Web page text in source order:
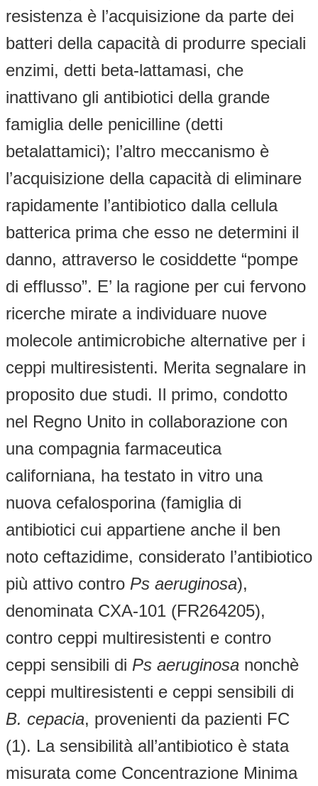
resistenza è l’acquisizione da parte dei
batteri della capacità di produrre speciali
enzimi, detti beta-lattamasi, che
inattivano gli antibiotici della grande
famiglia delle penicilline (detti
betalattamici); l’altro meccanismo è
l’acquisizione della capacità di eliminare
rapidamente l’antibiotico dalla cellula
batterica prima che esso ne determini il
danno, attraverso le cosiddette “pompe
di efflusso”. E’ la ragione per cui fervono
ricerche mirate a individuare nuove
molecole antimicrobiche alternative per i
ceppi multiresistenti. Merita segnalare in
proposito due studi. Il primo, condotto
nel Regno Unito in collaborazione con
una compagnia farmaceutica
californiana, ha testato in vitro una
nuova cefalosporina (famiglia di
antibiotici cui appartiene anche il ben
noto ceftazidime, considerato l’antibiotico
più attivo contro Ps aeruginosa),
denominata CXA-101 (FR264205),
contro ceppi multiresistenti e contro
ceppi sensibili di Ps aeruginosa nonchè
ceppi multiresistenti e ceppi sensibili di
B. cepacia, provenienti da pazienti FC
(1). La sensibilità all’antibiotico è stata
misurata come Concentrazione Minima